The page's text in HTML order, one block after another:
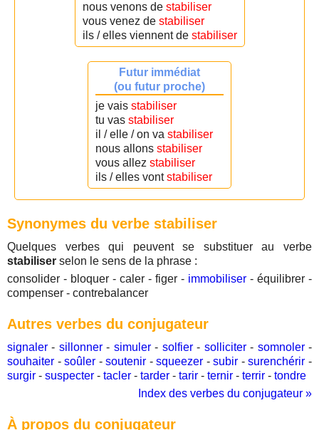
nous venons de stabiliser
vous venez de stabiliser
ils / elles viennent de stabiliser
Futur immédiat
(ou futur proche)
je vais stabiliser
tu vas stabiliser
il / elle / on va stabiliser
nous allons stabiliser
vous allez stabiliser
ils / elles vontstabiliser
Synonymes du verbe stabiliser
Quelques verbes qui peuvent se substituer au verbe
stabiliser selon le sens de la phrase :
consolider - bloquer - caler - figer - immobiliser - équilibrer -
compenser - contrebalancer
Autres verbes du conjugateur
signaler - sillonner- simuler- solfier- solliciter- somnoler-
souhaiter -soûler -soutenir -squeezer -subir -surenchérir -
surgir - suspecter - tacler - tarder - tarir - ternir - terrir - tondre
Index des verbes du conjugateur »
À propos du conjugateur